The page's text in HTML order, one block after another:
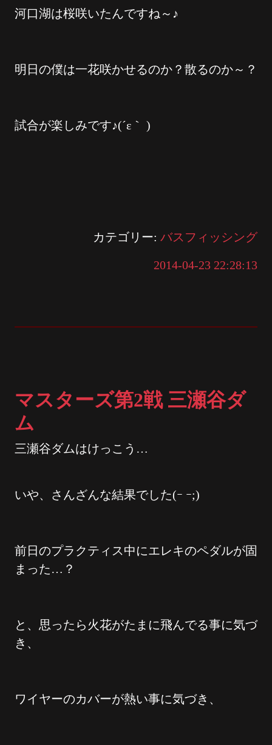
河口湖は桜咲いたんですね～♪
明日の僕は一花咲かせるのか？散るのか～？
試合が楽しみです♪(´ε｀ )
カテゴリー: バスフィッシング
2014-04-23 22:28:13
マスターズ第2戦 三瀬谷ダ
ム
三瀬谷ダムはけっこう…
いや、さんざんな結果でした(ｰ ｰ;)
前日のプラクティス中にエレキのペダルが固
まった…？
と、思ったら火花がたまに飛んでる事に気づ
き、
ワイヤーのカバーが熱い事に気づき、